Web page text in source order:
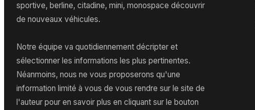
sportive, berline, citadine, mini, monospace découvrir
de nouveaux véhicules.
Notre équipe va quotidiennement décripter et
sélectionner les informations les plus pertinentes.
Néanmoins, nous ne vous proposerons qu'une
information limité à vous de vous rendre sur le site de
l'auteur pour en savoir plus en cliquant sur le bouton